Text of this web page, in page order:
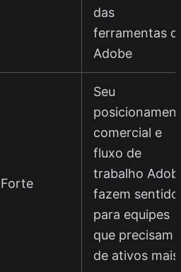
das
ferramentas
Adobe
Forte
Seu
comercial e
fluxo de
trabalho
fazem sentido
para equipes
que precisam
de ativos mais